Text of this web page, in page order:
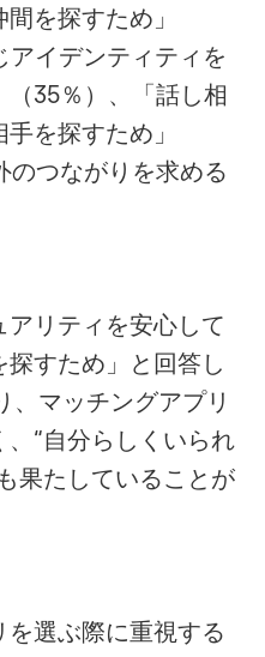
を探すため」
アイデンティティを
35％）、「話し相
を探すため」
のつながりを求める
アリティを安心して
すため」と回答し
、マッチングアプリ
“自分らしくいられ
果たしていることが
を選ぶ際に重視する